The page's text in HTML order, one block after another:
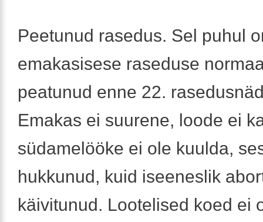
Peetunud rasedus. Sel puhul
emakasisese raseduse
peatunud enne 22.
Emakas ei suurene, loode ei
südamelööke ei ole kuulda,
hukkunud, kuid iseeneslik
käivitunud. Lootelised koed ei